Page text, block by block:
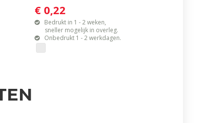
€ 0,22
Bedrukt in 1 - 2 weken,
sneller mogelijk in overleg.
Onbedrukt 1 - 2 werkdagen.